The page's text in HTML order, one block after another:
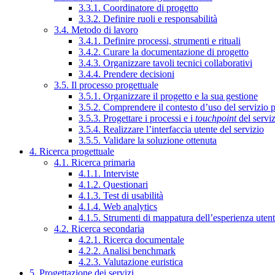
3.3.1. Coordinatore di progetto
3.3.2. Definire ruoli e responsabilità
3.4. Metodo di lavoro
3.4.1. Definire processi, strumenti e rituali
3.4.2. Curare la documentazione di progetto
3.4.3. Organizzare tavoli tecnici collaborativi
3.4.4. Prendere decisioni
3.5. Il processo progettuale
3.5.1. Organizzare il progetto e la sua gestione
3.5.2. Comprendere il contesto d’uso del servizio
3.5.3. Progettare i processi e i touchpointdel
3.5.4. Realizzare l’interfaccia utente del servizio
3.5.5. Validare la soluzione ottenuta
4. Ricerca progettuale
4.1. Ricerca primaria
4.1.1. Interviste
4.1.2. Questionari
4.1.3. Test di usabilità
4.1.4. Web analytics
4.1.5. Strumenti di mappatura dell’esperienza
4.2. Ricerca secondaria
4.2.1. Ricerca documentale
4.2.2. Analisi benchmark
4.2.3. Valutazione euristica
5. Progettazione dei servizi